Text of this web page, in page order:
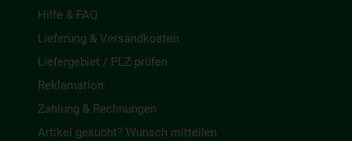
Hilfe & FAQ
Lieferung & Versandkosten
Liefergebiet / PLZ prüfen
Reklamation
Zahlung & Rechnungen
Artikel gesucht? Wunsch mitteilen